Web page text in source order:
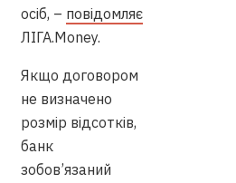
осіб, – повідомляє
ЛІГА.Money.
Якщо договором
не визначено
розмір відсотків,
банк
зобов’язаний